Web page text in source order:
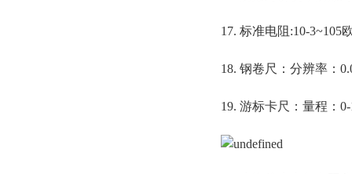
17. 标准电阻:10-3~105
18. 钢卷尺：分辨率：
19. 游标卡尺：量程：0-